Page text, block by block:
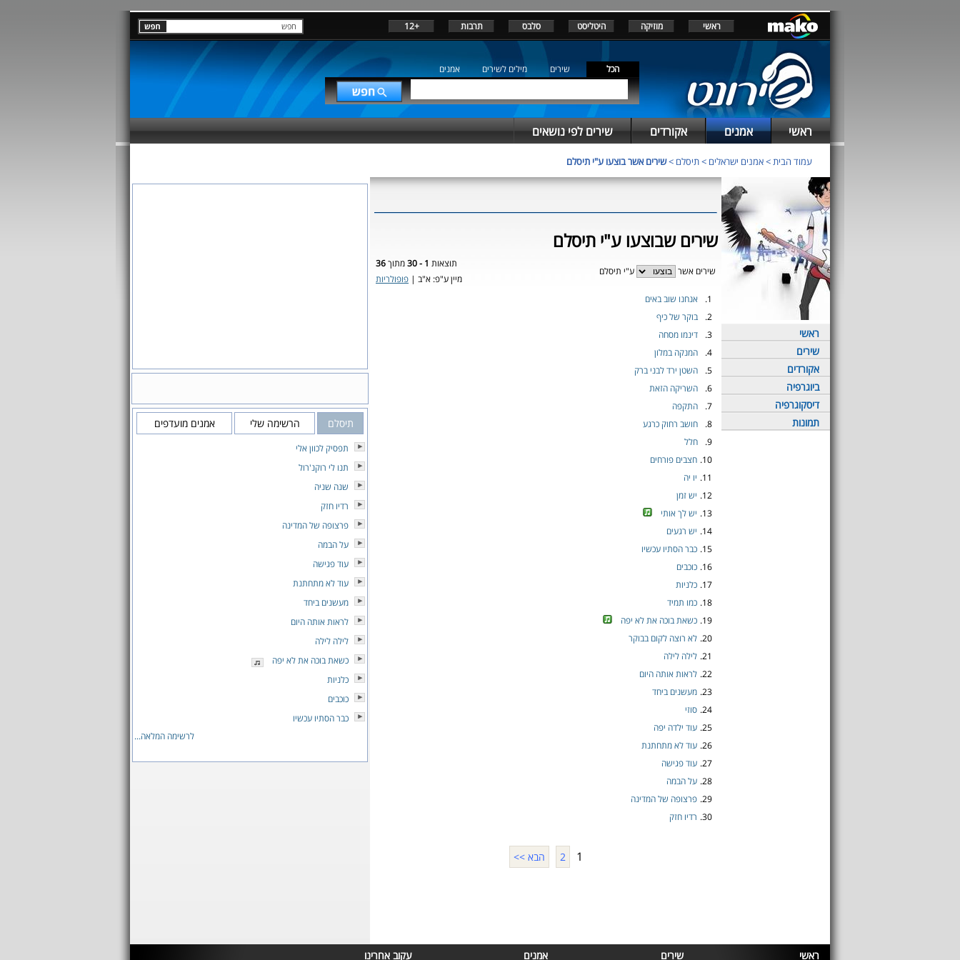
ראשי מוזיקה היטליסט סלבס תרבות +12
הכל שירים מילים לשירים אמנים
ראשי אמנים אקורדים שירים לפי נושאים
עמוד הבית>אמנים ישראלים >תיסלם >שירים אשר בוצעו ע"י תיסלם
ראשי
שירים
אקורדים
ביוגרפיה
דיסקוגרפיה
תמונות
שירים שבוצעו ע"י תיסלם
שירים אשר ע"י תיסלם
תוצאות 1 - 30 מתוך36
מיין ע"פ: א"ב | פופולריות
1.
אנחנו שוב באים
2.
בוקר של כיף
3.
דינמו מסחה
4.
המנקה במלון
5.
השטן ירד לבני ברק
6.
השריקה הזאת
7.
התקפה
8.
חושב רחוק כרגע
9.
חלל
10. חצבים פורחים
11. יו יה
12. יש זמן
13. יש לך אותי
14. יש רגעים
15. כבר הסתיו עכשיו
16. כוכבים
17. כלניות
18. כמו תמיד
19. כשאת בוכה את לא יפה
20. לא רוצה לקום בבוקר
21. לילה לילה
22. לראות אותה היום
23. מעשנים ביחד
24. סוזי
25. עוד ילדה יפה
26. עוד לא מתחתנת
27. עוד פגישה
28. על הבמה
29. פרצופה של המדינה
30. רדיו חזק
1
2 הבא >>
תיסלם הרשימה שלי אמנים מועדפים
תפסיק לכוון אלי
תנו לי רוקנ'רול
שנה שניה
רדיו חזק
פרצופה של המדינה
על הבמה
עוד פגישה
עוד לא מתחתנת
מעשנים ביחד
לראות אותה היום
לילה לילה
כשאת בוכה את לא יפה
כלניות
כוכבים
כבר הסתיו עכשיו
לרשימה המלאה...
ראשי שירים אמנים עקוב אחרינו